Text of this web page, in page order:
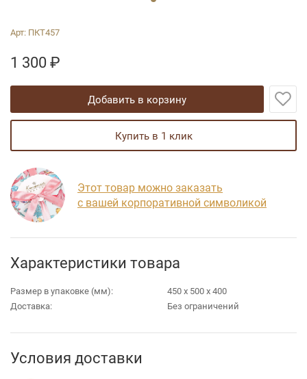
Арт: ПКТ457
1 300 ₽
добавить в корзину
купить в 1 клик
Этот товар можно заказать
с вашей корпоративной символикой
Характеристики товара
Размер в упаковке (мм):
450 х 500 х 400
Доставка:
Без ограничений
Условия доставки